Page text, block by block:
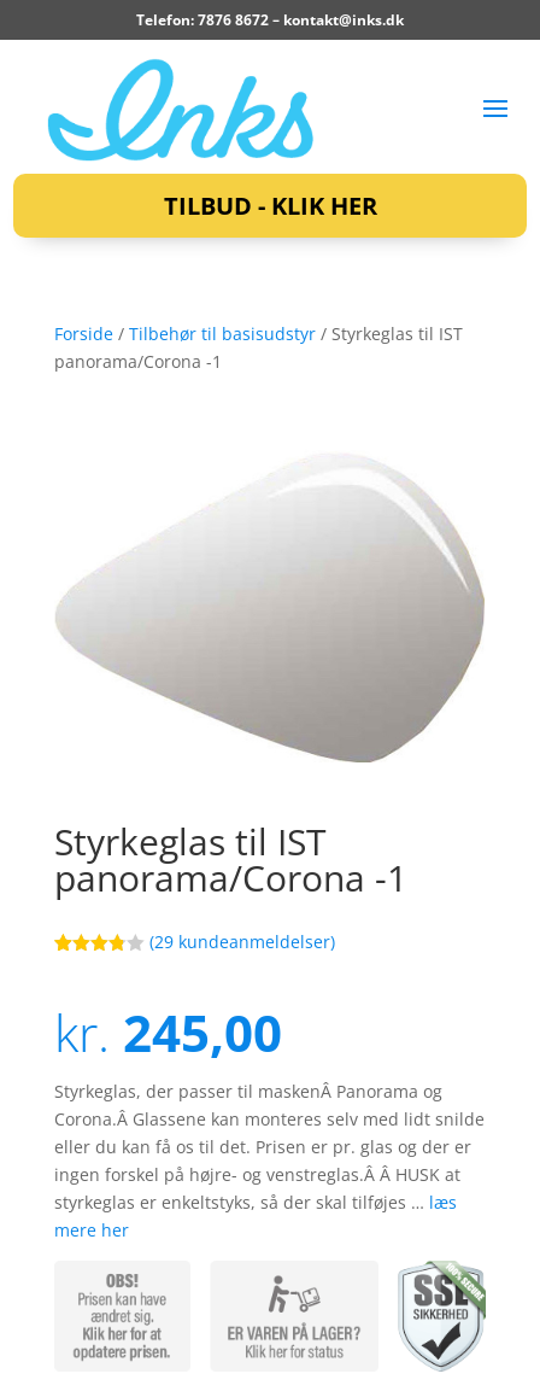
Telefon: 7876 8672 – kontakt@inks.dk
TILBUD - KLIK HER
Forside/ Tilbehør til basisudstyr/ Styrkeglas til IST
panorama/Corona -1
Styrkeglas til IST
panorama/Corona -1
5
baseret
på
ømmels
er
(29 kundeanmeldelser)
kr. 245,00
Styrkeglas, der passer til maskenÂ Panorama og
Corona.Â Glassene kan monteres selv med lidt snilde
eller du kan få os til det. Prisen er pr. glas og der er
ingen forskel på højre- og venstreglas.Â Â HUSK at
styrkeglas er enkeltstyks, så der skal tilføjes … læs
mere her